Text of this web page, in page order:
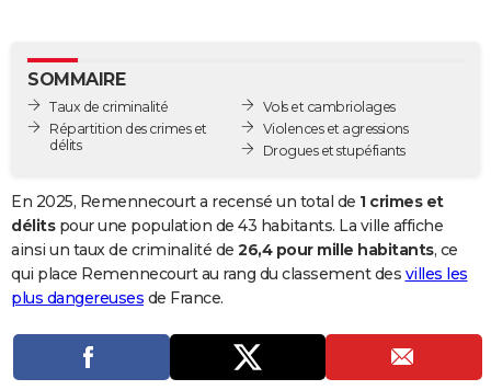
GUIDES D'ACHAT
BONS PLANS
Carte de Noël
Carte Bonne année
Carte Saint-Valentin
Carte Pâques
Carte d'anniversaire
DICTIONNAIRE
Dictionnaire
Biographies
Citations
Expressions
Proverbes
PROGRAMME TV
COPAINS D'AVANT
S'inscrire
Se connecter
Lycées
Collèges
Primaires
Universités
Entreprises
Service militaire
Avis de recherche
AVIS DE DÉCÈS
FORUM
SOMMAIRE
Taux de criminalité
Répartition des crimes et
délits
Vols et cambriolages
Violences et agressions
Drogues et stupéfiants
En 2025, Remennecourt a recensé un total de 1 crimes et
délitspour une population de 43 habitants. La ville affiche
ainsi un taux de criminalité de 26,4 pour mille habitants, ce
qui place Remennecourt au rang du classement des villes les
plus dangereuses de France.